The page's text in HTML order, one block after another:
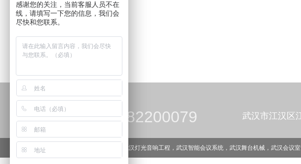
027-82200079 武汉市江汉区
主营项目：武汉灯光音响工程，武汉智能会议系统，武汉舞台机械，武汉会
感谢您的关注，当前客服人员不在
线，请填写一下您的信息，我们会
尽快和您联系。